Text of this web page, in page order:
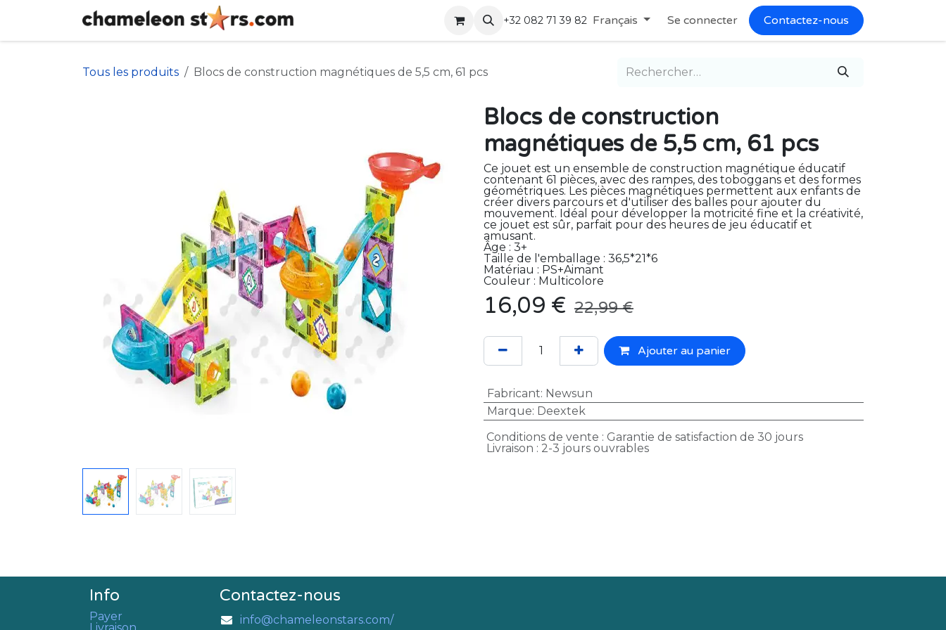
Se rendre au contenu
Contactez-nous +32 082 71 39 82 Français Se connecter Contactez-nous
Tous les produits Blocs de construction magnétiques de 5,5 cm, 61 pcs
Blocs de construction
magnétiques de 5,5 cm, 61 pcs
Ce jouet est un ensemble de construction magnétique éducatif
contenant 61 pièces, avec des rampes, des toboggans et des formes
géométriques. Les pièces magnétiques permettent aux enfants de
créer divers parcours et d'utiliser des balles pour ajouter du
mouvement. Idéal pour développer la motricité fine et la créativité,
ce jouet est sûr, parfait pour des heures de jeu éducatif et
amusant.
Âge : 3+
Taille de l'emballage : 36,5*21*6
Matériau : PS+Aimant
Couleur : Multicolore
16,09 € 22,99€
Ajouter au panier
Fabricant: Newsun
Marque: Deextek
Conditions de vente : Garantie de satisfaction de 30 jours
Livraison : 2-3 jours ouvrables
Contactez-nous
info@chameleonstars.com/
Info
Payer